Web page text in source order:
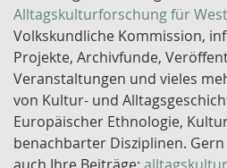
l
ü
s
s
e
l
w
o
Alltagskulturforschung für
Volkskundliche Kommission,
Projekte, Archivfunde,
Veranstaltungen und vieles
von Kultur- und
Europäischer Ethnologie,
benachbarter Disziplinen.